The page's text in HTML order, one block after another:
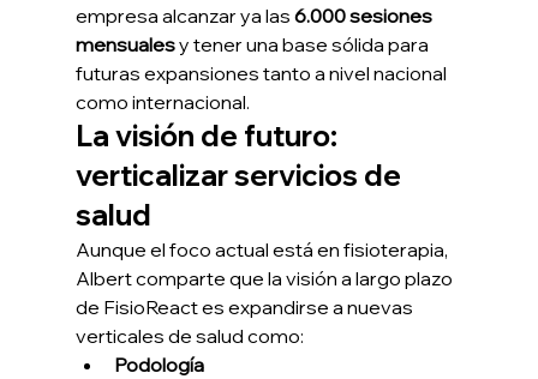
empresa alcanzar ya las 6.000 sesiones
mensuales y tener una base sólida para
futuras expansiones tanto a nivel nacional
como internacional.
La visión de futuro:
verticalizar servicios de
salud
Aunque el foco actual está en fisioterapia,
Albert comparte que la visión a largo plazo
de FisioReact es expandirse a nuevas
verticales de salud como:
Podología